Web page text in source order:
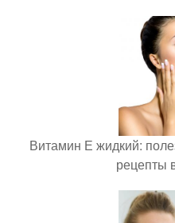
Витамин Е жидкий:
рецепты